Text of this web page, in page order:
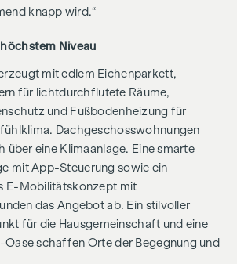
knapp wird.“
Niveau
mit edlem Eichenparkett,
für lichtdurchflutete Räume,
und Fußbodenheizung für
Dachgeschosswohnungen
über eine Klimaanlage. Eine smarte
mit App-Steuerung sowie ein
E-Mobilitätskonzept mit
das Angebot ab. Ein stilvoller
für die Hausgemeinschaft und eine
schaffen Orte der Begegnung und